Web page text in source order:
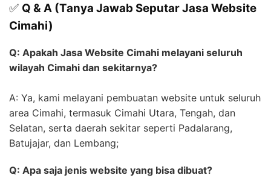
✅ Q & A (Tanya Jawab Seputar Jasa Website
Cimahi)
Q: Apakah Jasa Website Cimahi melayani seluruh
wilayah Cimahi dan sekitarnya?
A: Ya, kami melayani pembuatan website untuk seluruh
area Cimahi, termasuk Cimahi Utara, Tengah, dan
Selatan, serta daerah sekitar seperti Padalarang,
Batujajar, dan Lembang;
Q: Apa saja jenis website yang bisa dibuat?